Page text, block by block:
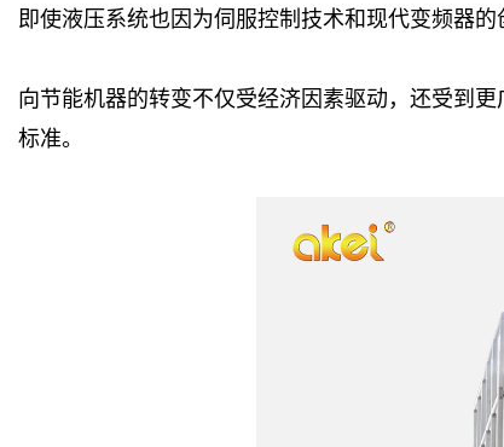
即使液压系统也因为伺服控制技术和现代变频器
向节能机器的转变不仅受经济因素驱动，还受到
标准。